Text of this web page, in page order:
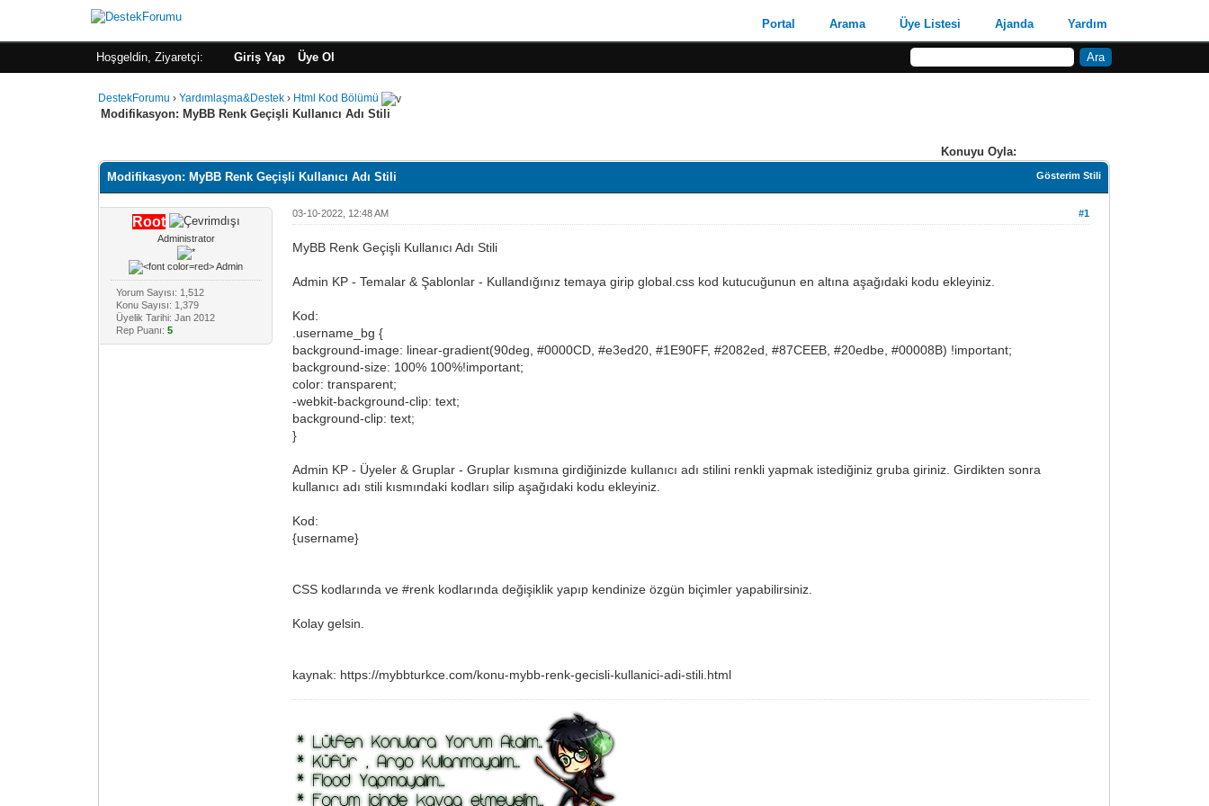
Portal Arama Üye Listesi Ajanda Yardım
Hoşgeldin, Ziyaretçi: Giriş Yap Üye Ol
DestekForumu ›Yardımlaşma&Destek › Html Kod Bölümü
Modifikasyon: MyBB Renk Geçişli Kullanıcı Adı Stili
Konuyu Oyla:
Gösterim Stili
Modifikasyon: MyBB Renk Geçişli Kullanıcı Adı Stili
Root
Administrator
Yorum Sayısı: 1,512
Konu Sayısı: 1,379
Üyelik Tarihi: Jan 2012
Rep Puanı: 5
#1
03-10-2022, 12:48 AM
MyBB Renk Geçişli Kullanıcı Adı Stili
Admin KP - Temalar & Şablonlar - Kullandığınız temaya girip global.css kod kutucuğunun en altına aşağıdaki kodu ekleyiniz.
Kod:
.username_bg {
background-image: linear-gradient(90deg, #0000CD, #e3ed20, #1E90FF, #2082ed, #87CEEB, #20edbe, #00008B) !important;
background-size: 100% 100%!important;
color: transparent;
-webkit-background-clip: text;
background-clip: text;
}
Admin KP - Üyeler & Gruplar - Gruplar kısmına girdiğinizde kullanıcı adı stilini renkli yapmak istediğiniz gruba giriniz. Girdikten sonra
kullanıcı adı stili kısmındaki kodları silip aşağıdaki kodu ekleyiniz.
Kod:
{username}
CSS kodlarında ve #renk kodlarında değişiklik yapıp kendinize özgün biçimler yapabilirsiniz.
Kolay gelsin.
kaynak: https://mybbturkce.com/konu-mybb-renk-gecisli-kullanici-adi-stili.html